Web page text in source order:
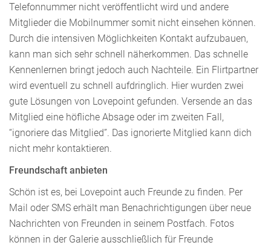
Telefonnummer nicht veröffentlicht wird und andere
Mitglieder die Mobilnummer somit nicht einsehen können.
Durch die intensiven Möglichkeiten Kontakt aufzubauen,
kann man sich sehr schnell näherkommen. Das schnelle
Kennenlernen bringt jedoch auch Nachteile. Ein Flirtpartner
wird eventuell zu schnell aufdringlich. Hier wurden zwei
gute Lösungen von Lovepoint gefunden. Versende an das
Mitglied eine höfliche Absage oder im zweiten Fall,
“ignoriere das Mitglied”. Das ignorierte Mitglied kann dich
nicht mehr kontaktieren.
Freundschaft anbieten
Schön ist es, bei Lovepoint auch Freunde zu finden. Per
Mail oder SMS erhält man Benachrichtigungen über neue
Nachrichten von Freunden in seinem Postfach. Fotos
können in der Galerie ausschließlich für Freunde